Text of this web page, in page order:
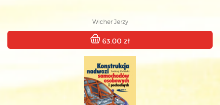
Wicher Jerzy
63.00 zł